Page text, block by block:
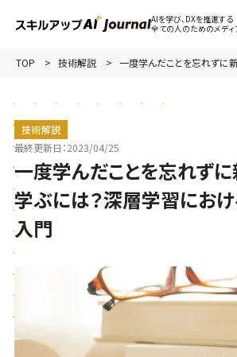
AIを学び、DXを推進する
全ての人のためのメディ
TOP 技術解説 一度学んだことを忘れずに
技術解説
最終更新日：2023/04/25
一度学んだことを忘れずに
学ぶには？深層学習にお
入門